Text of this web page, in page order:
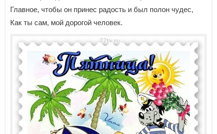
Главное, чтобы он принес радость и был полон чудес,
Как ты сам, мой дорогой человек.